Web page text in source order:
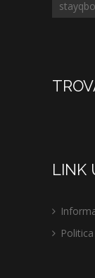
stayqbo
LINK